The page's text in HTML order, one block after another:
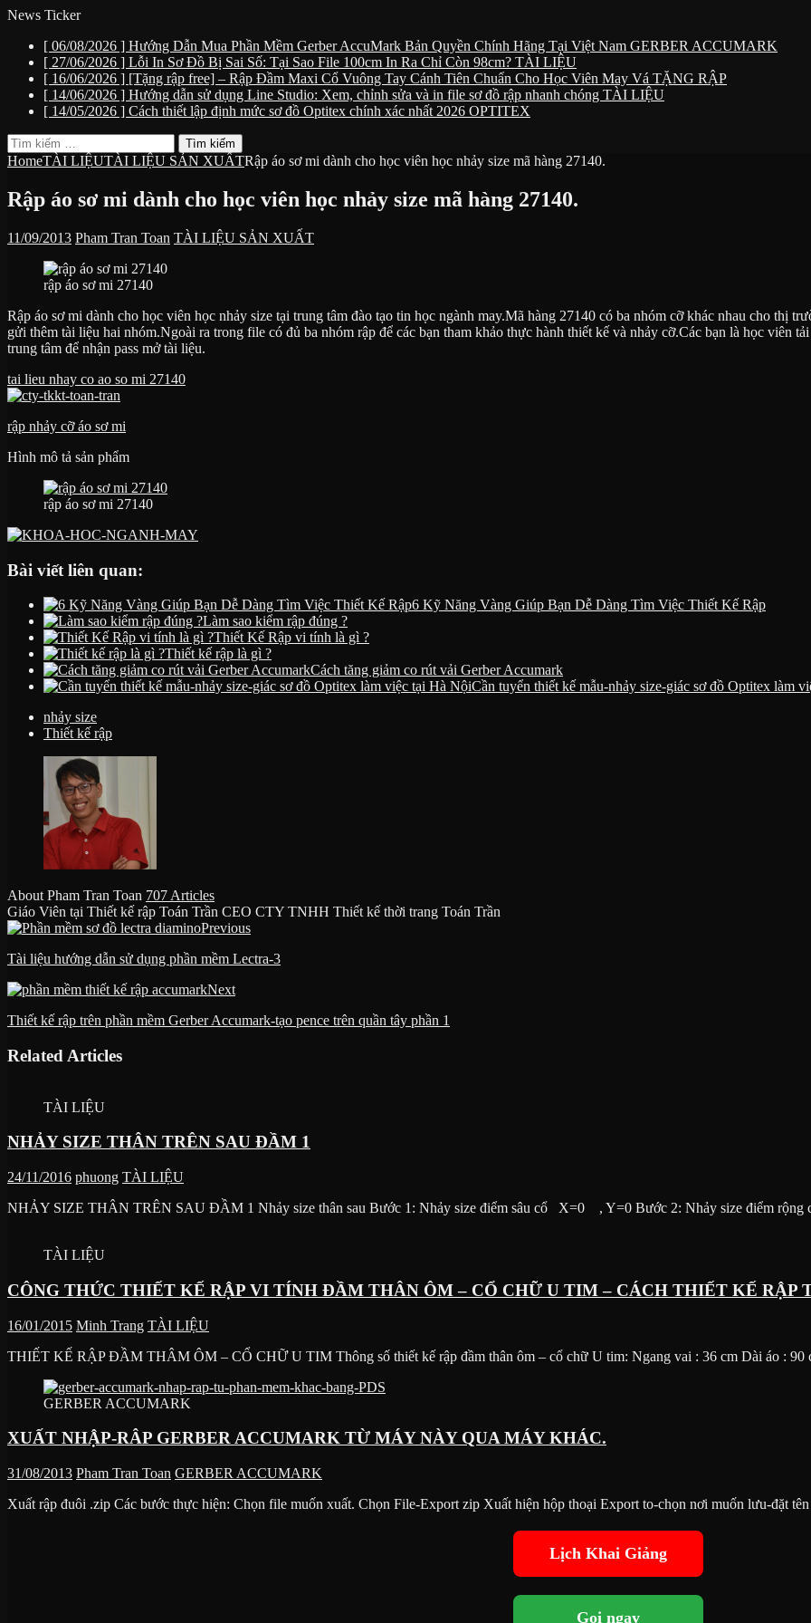
News Ticker
[ 06/08/2026 ] Hướng Dẫn Mua Phần Mềm Gerber AccuMark Bản Quyền Chính Hãng Tại Việt Nam GERBER ACCUMARK
[ 27/06/2026 ] Lỗi In Sơ Đồ Bị Sai Số: Tại Sao File 100cm In Ra Chỉ Còn 98cm? TÀI LIỆU
[ 16/06/2026 ] [Tặng rập free] – Rập Đầm Maxi Cổ Vuông Tay Cánh Tiên Chuẩn Cho Học Viên May Vá TẶNG RẬP
[ 14/06/2026 ] Hướng dẫn sử dụng Line Studio: Xem, chỉnh sửa và in file sơ đồ rập nhanh chóng TÀI LIỆU
[ 14/05/2026 ] Cách thiết lập định mức sơ đồ Optitex chính xác nhất 2026 OPTITEX
Tìm
kiếm
HomeTÀI LIỆUTÀI LIỆU SẢN XUẤTRập áo sơ mi dành cho học viên học nhảy size mã hàng 27140.
Rập áo sơ mi dành cho học viên học nhảy size mã hàng 27140.
11/09/2013 Pham Tran Toan TÀI LIỆU SẢN XUẤT
rập áo sơ mi 27140
Rập áo sơ mi dành cho học viên học nhảy size tại trung tâm đào tạo tin học ngành may.Mã hàng 27140 có ba nhóm cỡ khác nhau cho thị
gửi thêm tài liệu hai nhóm.Ngoài ra trong file có đủ ba nhóm rập để các bạn tham khảo thực hành thiết kế và nhảy cỡ.Các bạn là học viên
trung tâm để nhận pass mở tài liệu.
tai lieu nhay co ao so mi 27140
rập nhảy cỡ áo sơ mi
Hình mô tả sản phẩm
rập áo sơ mi 27140
Bài viết liên quan:
6 Kỹ Năng Vàng Giúp Bạn Dễ Dàng Tìm Việc Thiết Kế Rập
Làm sao kiểm rập đúng ?
Thiết Kế Rập vi tính là gì ?
Thiết kế rập là gì ?
Cách tăng giảm co rút vải Gerber Accumark
Cần tuyển thiết kế mẫu-nhảy size-giác sơ đồ Optitex làm
nhảy size
Thiết kế rập
About Pham Tran Toan 707 Articles
Giáo Viên tại Thiết kế rập Toán Trần CEO CTY TNHH Thiết kế thời trang Toán Trần
Website
Facebook
Previous
Tài liệu hướng dẫn sử dụng phần mềm Lectra-3
Next
Thiết kế rập trên phần mềm Gerber Accumark-tạo pence trên quần tây phần 1
Related Articles
TÀI LIỆU
NHẢY SIZE THÂN TRÊN SAU ĐẦM 1
24/11/2016 phuong TÀI LIỆU
NHẢY SIZE THÂN TRÊN SAU ĐẦM 1 Nhảy size thân sau Bước 1: Nhảy size điểm sâu cổ X=0 , Y=0 Bước 2: Nhảy size điểm
TÀI LIỆU
CÔNG THỨC THIẾT KẾ RẬP VI TÍNH ĐẦM THÂN ÔM – CỔ CHỮ U TIM – CÁCH THIẾT KẾ RẬP
16/01/2015 Minh Trang TÀI LIỆU
THIẾT KẾ RẬP ĐẦM THÂM ÔM – CỔ CHỮ U TIM Thông số thiết kế rập đầm thân ôm – cổ chữ U tim: Ngang vai : 36 cm Dài áo : 90
GERBER ACCUMARK
XUẤT NHẬP-RÂP GERBER ACCUMARK TỪ MÁY NÀY QUA MÁY KHÁC.
31/08/2013 Pham Tran Toan GERBER ACCUMARK
Xuất rập đuôi .zip Các bước thực hiện: Chọn file muốn xuất. Chọn File-Export zip Xuất hiện hộp thoại Export to-chọn nơi muốn lưu-đặt
Lịch Khai Giảng
Gọi ngay